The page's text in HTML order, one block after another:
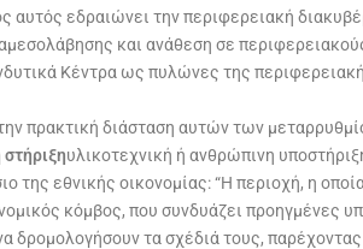
αυτός εδραιώνει την περιφερειακή
και ανάθεση σε
Κέντρα ως πυλώνες της
πρακτική διάσταση αυτών των
υλικοτεχνική ή ανθρώπινη
της εθνικής οικονομίας: “Η περιοχή, η
κόμβος, που συνδυάζει προηγμένες
τα σχέδιά τους,